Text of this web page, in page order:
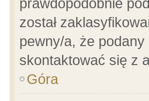
został
pewny/a, że
skontaktować się z
Góra